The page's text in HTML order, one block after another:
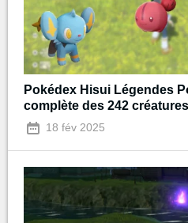
Pokédex Hisui Légendes
complète des 242
18 fév 2025